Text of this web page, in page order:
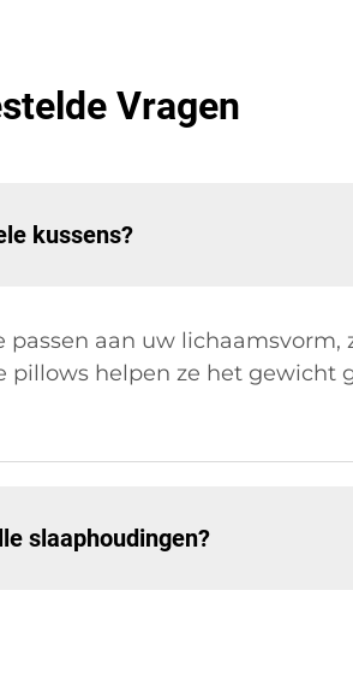
Vragen
kussens?
aan uw lichaamsvorm,
helpen ze het gewicht
slaaphoudingen?